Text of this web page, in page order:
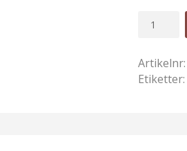
Fördelarrör
3/16",
15m
Artikelnr:
Etiketter: